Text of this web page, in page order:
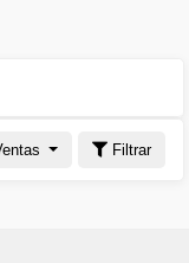
Filtrar